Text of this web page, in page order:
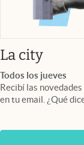
La cityabre
Todos los jueves
Recibí las
en tu email. ¿Qué